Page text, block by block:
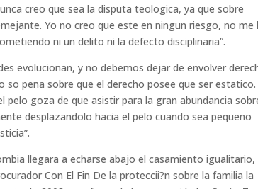
creo que sea la disputa teologica, ya que sobre
Yo no creo que este en ningun riesgo, no me
ni un delito ni la defecto disciplinaria”.
evolucionan, y no debemos dejar de envolver
pena sobre que el derecho posee que ser estatico.
pelo goza de que asistir para la gran abundancia
desplazandolo hacia el pelo cuando sea pequeno
llegara a echarse abajo el casamiento igualitario,
Con El Fin De la proteccii?n sobre la familia la